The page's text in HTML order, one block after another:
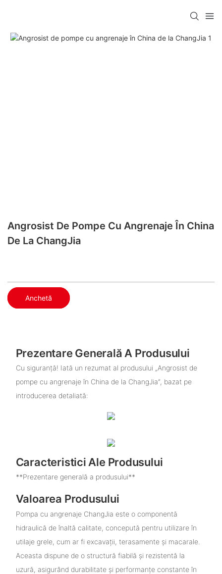
Angrosist De Pompe Cu Angrenaje În China
De La ChangJia
Anchetă
Prezentare Generală A Produsului
Cu siguranță! Iată un rezumat al produsului „Angrosist de
pompe cu angrenaje în China de la ChangJia”, bazat pe
introducerea detaliată:
Caracteristici Ale Produsului
**Prezentare generală a produsului**
Valoarea Produsului
Pompa cu angrenaje ChangJia este o componentă
hidraulică de înaltă calitate, concepută pentru utilizare în
utilaje grele, cum ar fi excavații, terasamente și macarale.
Aceasta dispune de o structură fiabilă și rezistentă la
uzură, asigurând durabilitate și performanțe constante în